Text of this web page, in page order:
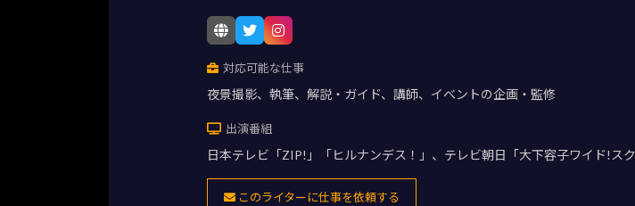
対応可能な仕事
夜景撮影、執筆、解説・ガイド、講師、イベントの企画・監修
出演番組
日本テレビ「ZIP!」「ヒルナンデス！」、テレビ朝日「大下容子ワイド!ス
このライターに仕事を依頼する